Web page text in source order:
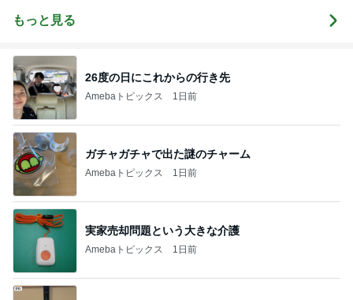
もっと見る
26度の日にこれからの行き先
Amebaトピックス 1日前
ガチャガチャで出た謎のチャーム
Amebaトピックス 1日前
実家売却問題という大きな介護
Amebaトピックス 1日前